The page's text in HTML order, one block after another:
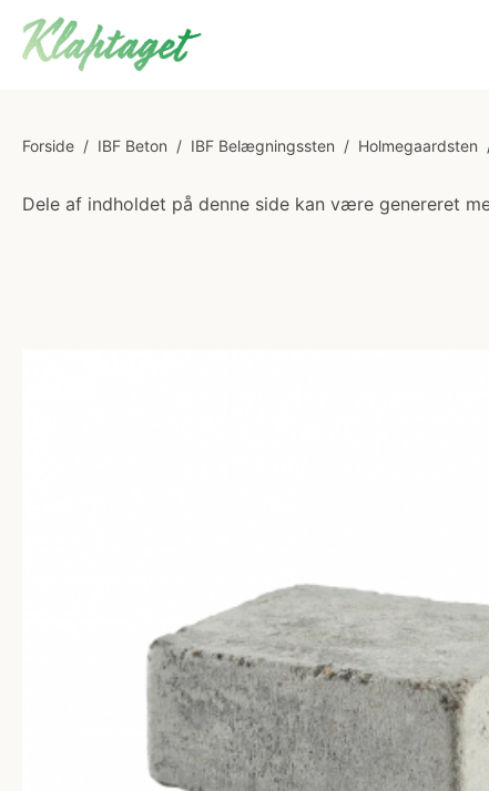
Forside / IBF Beton / IBF Belægningssten / Holmegaardsten
Dele af indholdet på denne side kan være genereret